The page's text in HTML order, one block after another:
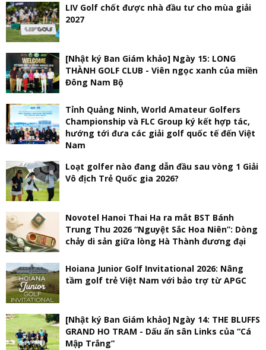
LIV Golf chốt được nhà đầu tư cho mùa giải
2027
[Nhật ký Ban Giám khảo] Ngày 15: LONG
THÀNH GOLF CLUB - Viên ngọc xanh của miền
Đông Nam Bộ
Tỉnh Quảng Ninh, World Amateur Golfers
Championship và FLC Group ký kết hợp tác,
hướng tới đưa các giải golf quốc tế đến Việt
Nam
Loạt golfer nào đang dẫn đầu sau vòng 1 Giải
Vô địch Trẻ Quốc gia 2026?
Novotel Hanoi Thai Ha ra mắt BST Bánh
Trung Thu 2026 “Nguyệt Sắc Hoa Niên”: Dòng
chảy di sản giữa lòng Hà Thành đương đại
Hoiana Junior Golf Invitational 2026: Nâng
tầm golf trẻ Việt Nam với bảo trợ từ APGC
[Nhật ký Ban Giám khảo] Ngày 14: THE BLUFFS
GRAND HO TRAM - Dấu ấn sân Links của “Cá
Mập Trắng”